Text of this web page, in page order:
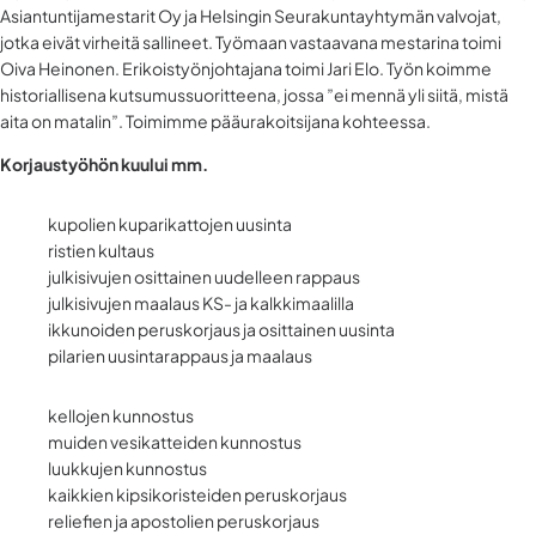
Asiantuntijamestarit Oy ja Helsingin Seurakuntayhtymän valvojat,
jotka eivät virheitä sallineet. Työmaan vastaavana mestarina toimi
Oiva Heinonen. Erikoistyönjohtajana toimi Jari Elo. Työn koimme
historiallisena kutsumussuoritteena, jossa ”ei mennä yli siitä, mistä
aita on matalin”. Toimimme pääurakoitsijana kohteessa.
Korjaustyöhön kuului mm.
kupolien kuparikattojen uusinta
ristien kultaus
julkisivujen osittainen uudelleen rappaus
julkisivujen maalaus KS- ja kalkkimaalilla
ikkunoiden peruskorjaus ja osittainen uusinta
pilarien uusintarappaus ja maalaus
kellojen kunnostus
muiden vesikatteiden kunnostus
luukkujen kunnostus
kaikkien kipsikoristeiden peruskorjaus
reliefien ja apostolien peruskorjaus